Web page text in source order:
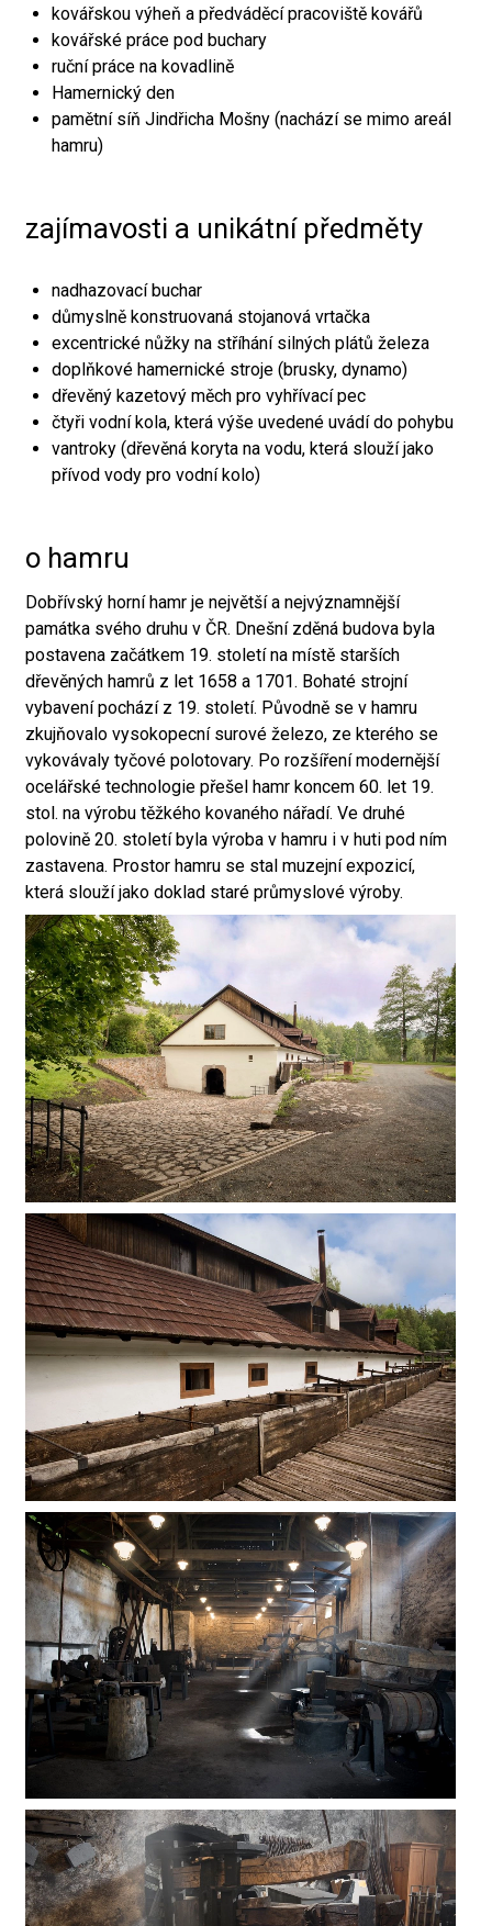
kovářskou výheň a předváděcí pracoviště kovářů
kovářské práce pod buchary
ruční práce na kovadlině
Hamernický den
pamětní síň Jindřicha Mošny (nachází se mimo areál
hamru)
zajímavosti a unikátní předměty
nadhazovací buchar
důmyslně konstruovaná stojanová vrtačka
excentrické nůžky na stříhání silných plátů železa
doplňkové hamernické stroje (brusky, dynamo)
dřevěný kazetový měch pro vyhřívací pec
čtyři vodní kola, která výše uvedené uvádí do pohybu
vantroky (dřevěná koryta na vodu, která slouží jako
přívod vody pro vodní kolo)
o hamru
Dobřívský horní hamr je největší a nejvýznamnější
památka svého druhu v ČR. Dnešní zděná budova byla
postavena začátkem 19. století na místě starších
dřevěných hamrů z let 1658 a 1701. Bohaté strojní
vybavení pochází z 19. století. Původně se v hamru
zkujňovalo vysokopecní surové železo, ze kterého se
vykovávaly tyčové polotovary. Po rozšíření modernější
ocelářské technologie přešel hamr koncem 60. let 19.
stol. na výrobu těžkého kovaného nářadí. Ve druhé
polovině 20. století byla výroba v hamru i v huti pod ním
zastavena. Prostor hamru se stal muzejní expozicí,
která slouží jako doklad staré průmyslové výroby.